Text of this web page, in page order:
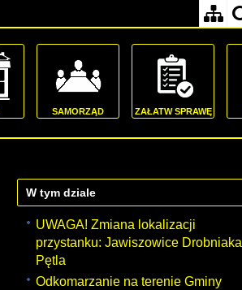
SAMORZĄD ZAŁATW SPRAWĘ
W tym dziale
UWAGA! Zmiana lokalizacji
przystanku: Jawiszowice Drobniaka
Pętla
Odkomarzanie na terenie Gminy